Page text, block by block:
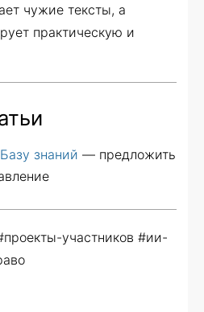
чужие тексты, а
практическую и
знаний — предложить
участников #ии-